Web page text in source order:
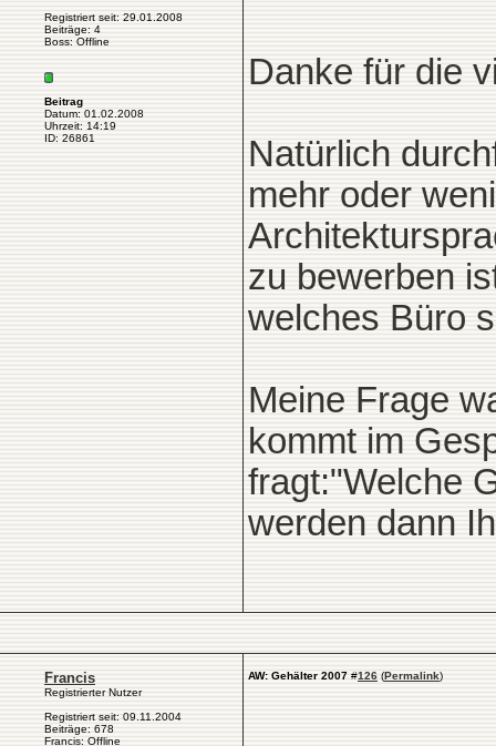
Registriert seit: 29.01.2008
Beiträge: 4
Boss: Offline
Beitrag
Datum: 01.02.2008
Uhrzeit: 14:19
ID: 26861
Danke für die
Natürlich
mehr oder
zu bewerben
welches Büro
Meine Frage
kommt im
fragt:"Welche
werden dann
Francis
Registrierter Nutzer
Registriert seit: 09.11.2004
Beiträge: 678
Francis: Offline
AW: Gehälter 2007 #126 (Permalink)